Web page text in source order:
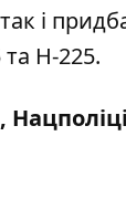
і
Н-225.